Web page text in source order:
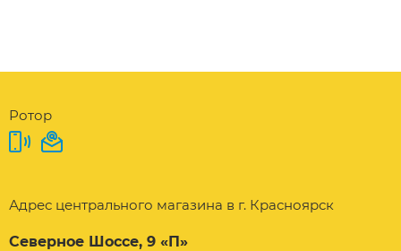
Ротор
Адрес центрального магазина в г. Красноярск
Северное Шоссе, 9 «П»